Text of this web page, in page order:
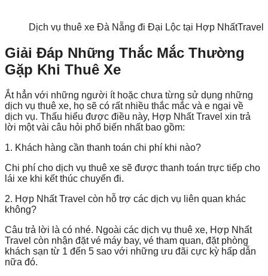
Dịch vụ thuê xe Đà Nẵng đi Đại Lộc tại Hợp NhấtTravel
Giải Đáp Những Thắc Mắc Thường
Gặp Khi Thuê Xe
Ắt hẳn với những người ít hoặc chưa từng sử dụng những
dịch vụ thuê xe, họ sẽ có rất nhiều thắc mắc và e ngại về
dịch vụ. Thấu hiểu được điều này, Hợp Nhất Travel xin trả
lời một vài câu hỏi phổ biến nhất bao gồm:
1. Khách hàng cần thanh toán chi phí khi nào?
Chi phí cho dịch vụ thuê xe sẽ được thanh toán trực tiếp cho
lái xe khi kết thúc chuyến đi.
2. Hợp Nhất Travel còn hỗ trợ các dịch vụ liên quan khác
không?
Câu trả lời là có nhé. Ngoài các dịch vụ thuê xe, Hợp Nhất
Travel còn nhận đặt vé máy bay, vé tham quan, đặt phòng
khách sạn từ 1 đến 5 sao với những ưu đãi cực kỳ hấp dẫn
nữa đó.